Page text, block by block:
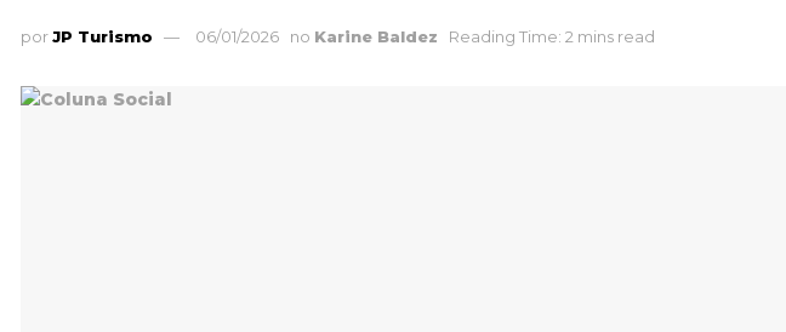
porJP Turismo 06/01/2026 no Karine Baldez Reading Time: 2 mins read